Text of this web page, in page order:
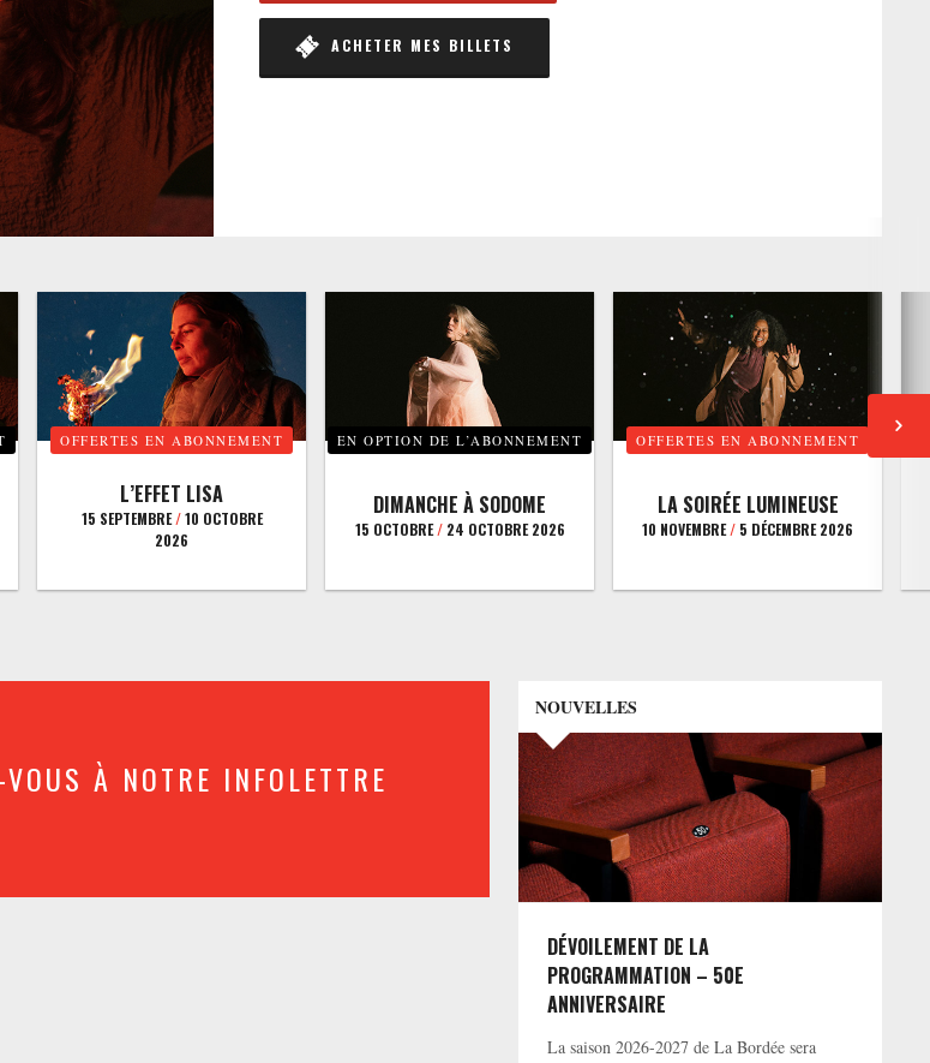
ACHETER MES BILLETS
OFFERTES EN ABONNEMENT
L’EFFET LISA
15 SEPTEMBRE/10 OCTOBRE
2026
EN OPTION DE L’ABONNEMENT
DIMANCHE À SODOME
15 OCTOBRE/24 OCTOBRE 2026
OFFERTES EN ABONNEMENT
LA SOIRÉE LUMINEUSE
10 NOVEMBRE/ 5 DÉCEMBRE 2026
À NOTRE INFOLETTRE
NOUVELLES
DÉVOILEMENT DE LA
PROGRAMMATION – 50E
ANNIVERSAIRE
La saison 2026-2027 de La Bordée sera